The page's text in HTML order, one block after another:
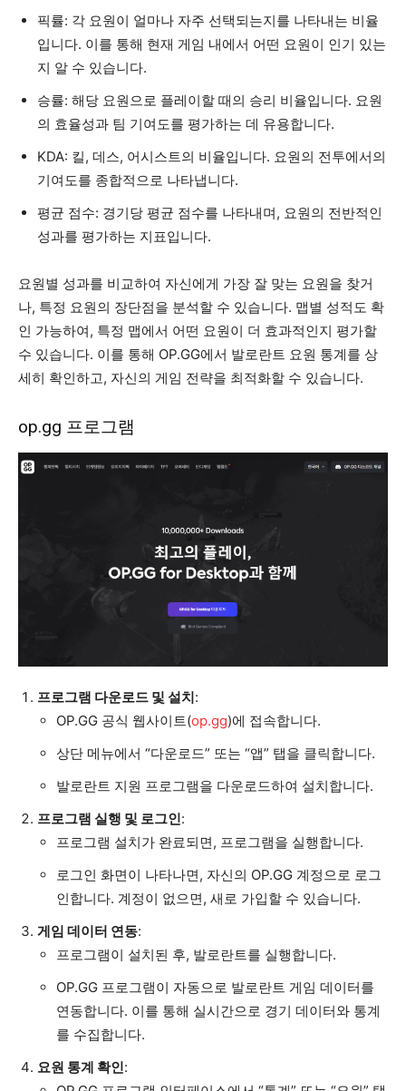
픽률: 각 요원이 얼마나 자주 선택되는지를 나타내는 비율
입니다. 이를 통해 현재 게임 내에서 어떤 요원이 인기 있는
지 알 수 있습니다.
승률: 해당 요원으로 플레이할 때의 승리 비율입니다. 요원
의 효율성과 팀 기여도를 평가하는 데 유용합니다.
KDA: 킬, 데스, 어시스트의 비율입니다. 요원의 전투에서의
기여도를 종합적으로 나타냅니다.
평균 점수: 경기당 평균 점수를 나타내며, 요원의 전반적인
성과를 평가하는 지표입니다.
요원별 성과를 비교하여 자신에게 가장 잘 맞는 요원을 찾거
나, 특정 요원의 장단점을 분석할 수 있습니다. 맵별 성적도 확
인 가능하여, 특정 맵에서 어떤 요원이 더 효과적인지 평가할
수 있습니다. 이를 통해 OP.GG에서 발로란트 요원 통계를 상
세히 확인하고, 자신의 게임 전략을 최적화할 수 있습니다.
op.gg 프로그램
프로그램 다운로드 및 설치:
OP.GG 공식 웹사이트(op.gg)에 접속합니다.
상단 메뉴에서 “다운로드” 또는 “앱” 탭을 클릭합니다.
발로란트 지원 프로그램을 다운로드하여 설치합니다.
프로그램 실행 및 로그인:
프로그램 설치가 완료되면, 프로그램을 실행합니다.
로그인 화면이 나타나면, 자신의 OP.GG 계정으로 로그
인합니다. 계정이 없으면, 새로 가입할 수 있습니다.
게임 데이터 연동:
프로그램이 설치된 후, 발로란트를 실행합니다.
OP.GG 프로그램이 자동으로 발로란트 게임 데이터를
연동합니다. 이를 통해 실시간으로 경기 데이터와 통계
를 수집합니다.
요원 통계 확인: